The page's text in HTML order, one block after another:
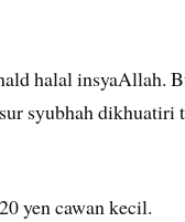
halal insyaAllah.
syubhah dikhuatiri
yen cawan kecil.